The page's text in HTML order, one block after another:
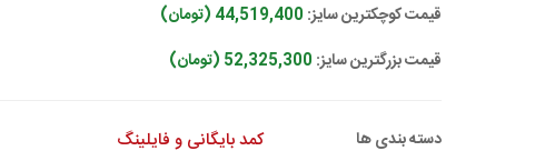
قیمت کوچکترین سایز: 44,519,400 (تومان)
قیمت بزرگترین سایز: 52,325,300 (تومان)
دسته بندی ها کمد بایگانی و فایلینگ